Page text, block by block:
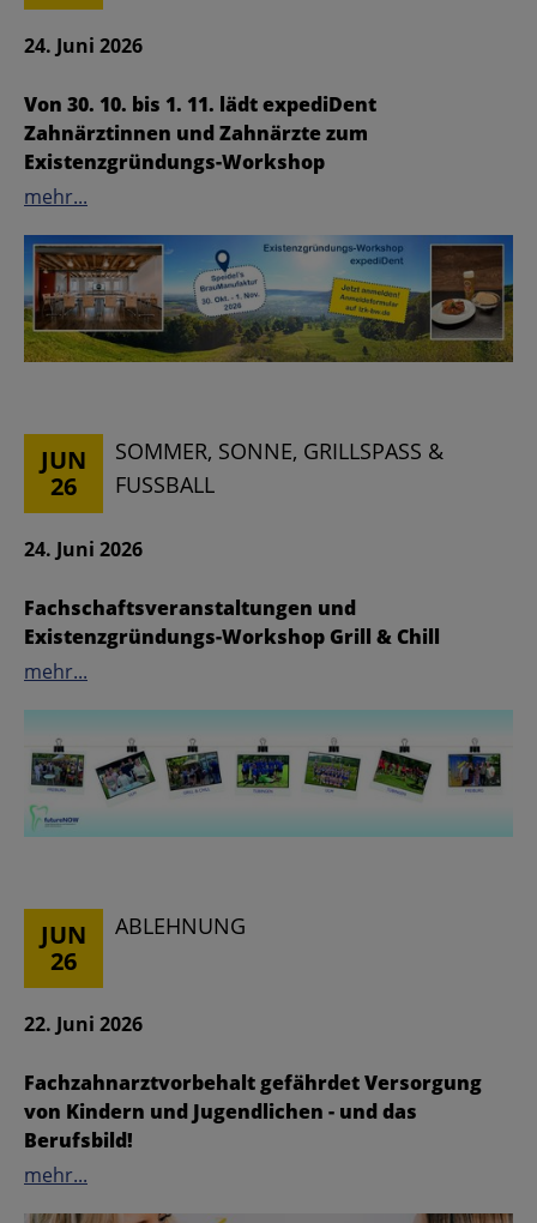
24. Juni 2026
Von 30. 10. bis 1. 11. lädt expediDent
Zahnärztinnen und Zahnärzte zum
Existenzgründungs-Workshop
mehr...
JUN
26
SOMMER, SONNE, GRILLSPASS & F
USSBALL
24. Juni 2026
Fachschaftsveranstaltungen und
Existenzgründungs-Workshop Grill & Chill
mehr...
JUN
26
ABLEHNUNG
22. Juni 2026
Fachzahnarztvorbehalt gefährdet Versorgung
von Kindern und Jugendlichen - und das
Berufsbild!
mehr...